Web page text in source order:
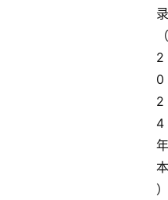
录
（
2
0
2
4
年
本
）